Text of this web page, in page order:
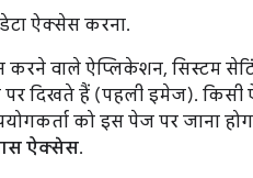
ऐक्सेस करना.
करने वाले ऐप्लिकेशन, सिस्टम
दिखते हैं (पहली इमेज). किसी
को इस पेज पर जाना
ऐक्सेस.